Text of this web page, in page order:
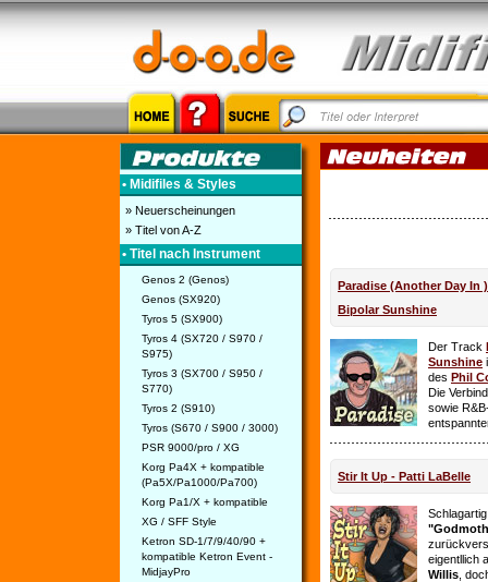
• Midifiles & Styles
» Neuerscheinungen
» Titel von A-Z
• Titel nach Instrument
Genos 2 (Genos)
Genos (SX920)
Tyros 5 (SX900)
Tyros 4 (SX720 / S970 /
S975)
Tyros 3 (SX700 / S950 /
S770)
Tyros 2 (S910)
Tyros (S670 / S900 / 3000)
PSR 9000/pro / XG
Korg Pa4X + kompatible
(Pa5X/Pa1000/Pa700)
Korg Pa1/X + kompatible
XG / SFF Style
Ketron SD-1/7/9/40/90 +
kompatible Ketron Event -
MidjayPro
Paradise (Another Day In
Bipolar Sunshine
Der Track
Sunshine
des Phil
Die
sowie
Stir It Up - Patti LaBelle
eigentllich
Willis ,